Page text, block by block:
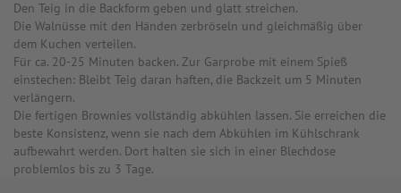
Den Teig in die Backform geben und glatt streichen.
Die Walnüsse mit den Händen zerbröseln und gleichmäßig über
dem Kuchen verteilen.
Für ca. 20-25 Minuten backen. Zur Garprobe mit einem Spieß
einstechen: Bleibt Teig daran haften, die Backzeit um 5 Minuten
verlängern.
Die fertigen Brownies vollständig abkühlen lassen. Sie erreichen die
beste Konsistenz, wenn sie nach dem Abkühlen im Kühlschrank
aufbewahrt werden. Dort halten sie sich in einer Blechdose
problemlos bis zu 3 Tage.